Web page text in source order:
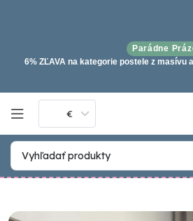
Parádne
6% ZĽAVA na kategorie postele z masívu
€